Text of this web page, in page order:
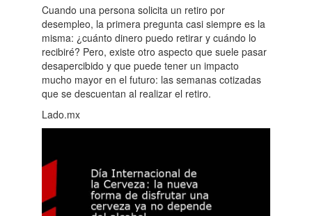
Cuando una persona solicita un retiro por
desempleo, la primera pregunta casi siempre es la
misma: ¿cuánto dinero puedo retirar y cuándo lo
recibiré? Pero, existe otro aspecto que suele pasar
desapercibido y que puede tener un impacto
mucho mayor en el futuro: las semanas cotizadas
que se descuentan al realizar el retiro.
Lado.mx